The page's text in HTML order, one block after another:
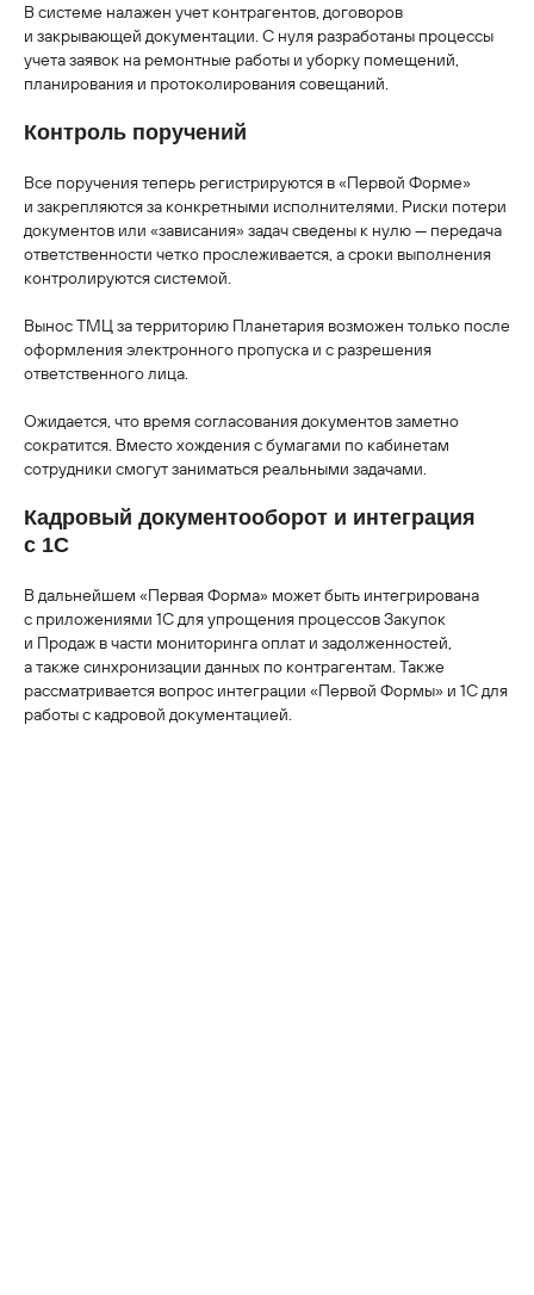
В системе налажен учет контрагентов, договоров
и закрывающей документации. С нуля разработаны процессы
учета заявок на ремонтные работы и уборку помещений,
планирования и протоколирования совещаний.
Контроль поручений
Все поручения теперь регистрируются в «Первой Форме»
и закрепляются за конкретными исполнителями. Риски потери
документов или «зависания» задач сведены к нулю — передача
ответственности четко прослеживается, а сроки выполнения
контролируются системой.
Вынос ТМЦ за территорию Планетария возможен только после
оформления электронного пропуска и с разрешения
ответственного лица.
Ожидается, что время согласования документов заметно
сократится. Вместо хождения с бумагами по кабинетам
сотрудники смогут заниматься реальными задачами.
Кадровый документооборот и интеграция
с 1С
В дальнейшем «Первая Форма» может быть интегрирована
с приложениями 1С для упрощения процессов Закупок
и Продаж в части мониторинга оплат и задолженностей,
а также синхронизации данных по контрагентам. Также
рассматривается вопрос интеграции «Первой Формы» и 1С для
работы с кадровой документацией.